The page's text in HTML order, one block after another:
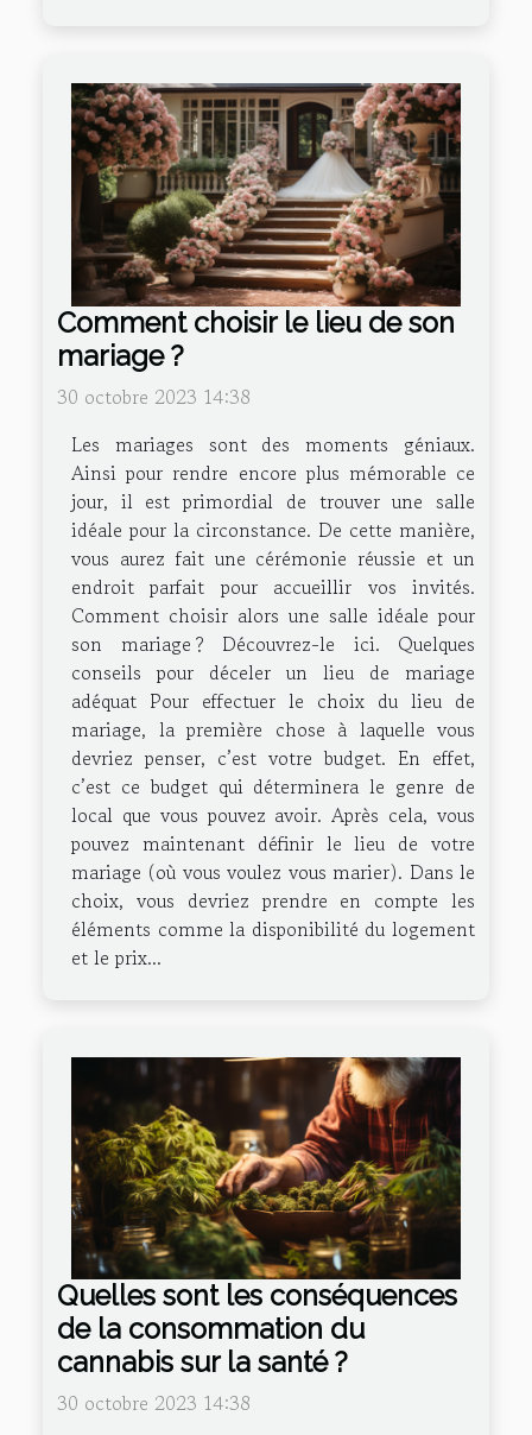
Comment choisir le lieu de son
mariage ?
30 octobre 2023 14:38
Les mariages sont des moments géniaux.
Ainsi pour rendre encore plus mémorable ce
jour, il est primordial de trouver une salle
idéale pour la circonstance. De cette manière,
vous aurez fait une cérémonie réussie et un
endroit parfait pour accueillir vos invités.
Comment choisir alors une salle idéale pour
son mariage ? Découvrez-le ici. Quelques
conseils pour déceler un lieu de mariage
adéquat Pour effectuer le choix du lieu de
mariage, la première chose à laquelle vous
devriez penser, c’est votre budget. En effet,
c’est ce budget qui déterminera le genre de
local que vous pouvez avoir. Après cela, vous
pouvez maintenant définir le lieu de votre
mariage (où vous voulez vous marier). Dans le
choix, vous devriez prendre en compte les
éléments comme la disponibilité du logement
et le prix...
Quelles sont les conséquences
de la consommation du
cannabis sur la santé ?
30 octobre 2023 14:38